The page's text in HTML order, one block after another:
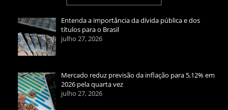
Entenda a importância da dívida pública e dos
títulos para o Brasil
julho 27, 2026
Mercado reduz previsão da inflação para 5,12% em
2026 pela quarta vez
julho 27, 2026